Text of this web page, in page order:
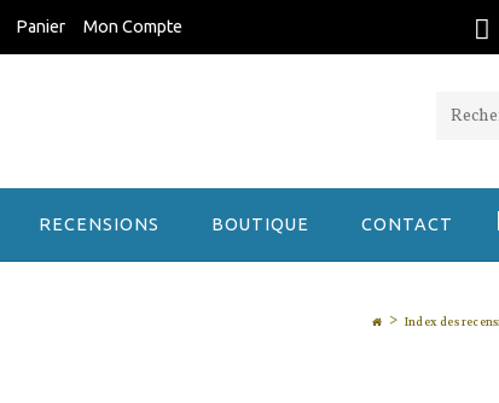
Panier Mon Compte
site
RECENSIONS BOUTIQUE CONTACT
> Index des